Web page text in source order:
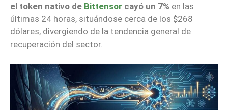
el token nativo de Bittensor cayó un 7% en las
últimas 24 horas, situándose cerca de los $268
dólares, divergiendo de la tendencia general de
recuperación del sector.